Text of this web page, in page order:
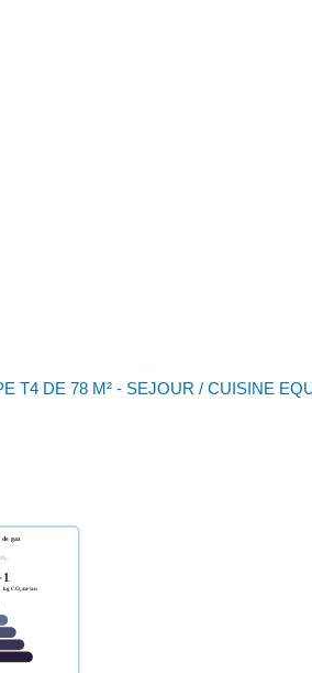
T4 DE 78 M² - SEJOUR / CUISINE